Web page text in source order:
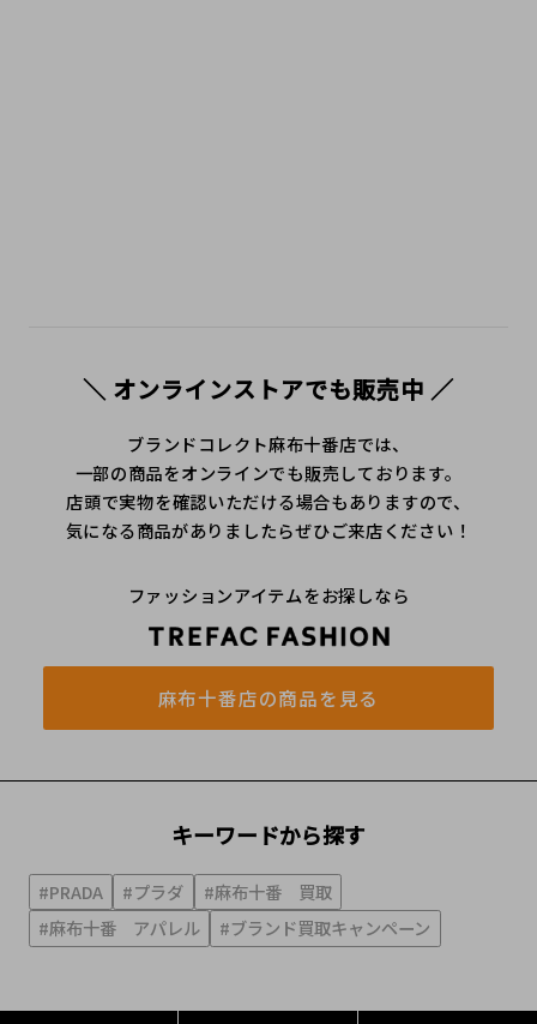
＼ オンラインストアでも販売中 ／
ブランドコレクト麻布十番店では、
一部の商品をオンラインでも販売しております。
店頭で実物を確認いただける場合もありますので、
気になる商品がありましたらぜひご来店ください！
ファッションアイテムをお探しなら
麻布十番店の商品を見る
キーワードから探す
#PRADA #プラダ
#麻布十番 買取
#麻布十番 アパレル
#ブランド買取キャンペーン